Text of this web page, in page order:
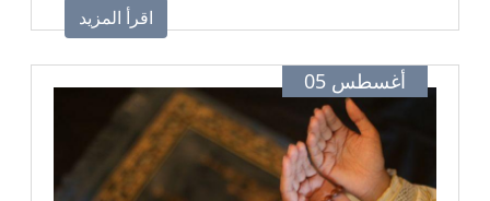
اقرأ المزيد
أغسطس 05